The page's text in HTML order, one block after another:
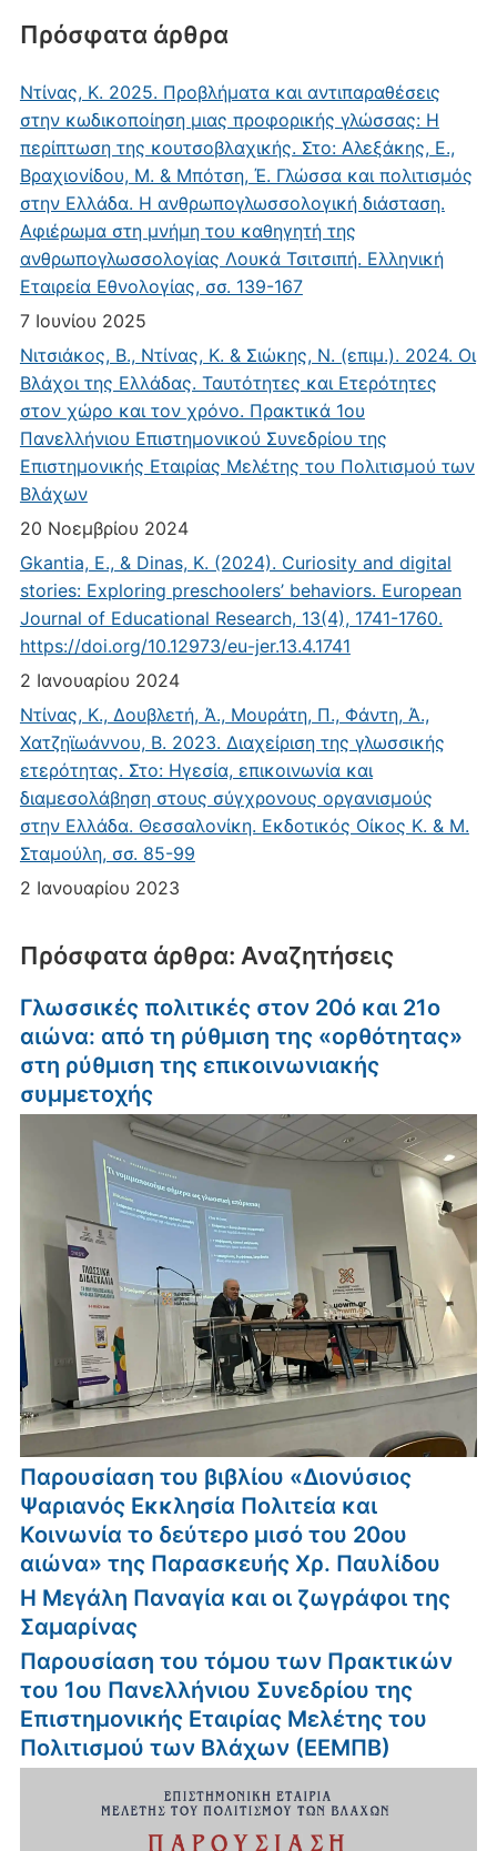
Πρόσφατα άρθρα
Ντίνας, Κ. 2025. Προβλήματα και αντιπαραθέσεις
στην κωδικοποίηση μιας προφορικής γλώσσας: Η
περίπτωση της κουτσοβλαχικής. Στο: Αλεξάκης, Ε.,
Βραχιονίδου, Μ. & Μπότση, Έ. Γλώσσα και πολιτισμός
στην Ελλάδα. Η ανθρωπογλωσσολογική διάσταση.
Αφιέρωμα στη μνήμη του καθηγητή της
ανθρωπογλωσσολογίας Λουκά Τσιτσιπή. Ελληνική
Εταιρεία Εθνολογίας, σσ. 139-167
7 Ιουνίου 2025
Νιτσιάκος, Β., Ντίνας, Κ. & Σιώκης, Ν. (επιμ.). 2024. Οι
Βλάχοι της Ελλάδας. Ταυτότητες και Ετερότητες
στον χώρο και τον χρόνο. Πρακτικά 1ου
Πανελλήνιου Επιστημονικού Συνεδρίου της
Επιστημονικής Εταιρίας Μελέτης του Πολιτισμού των
Βλάχων
20 Νοεμβρίου 2024
Gkantia, E., & Dinas, K. (2024). Curiosity and digital
stories: Exploring preschoolers’ behaviors. European
Journal of Educational Research, 13(4), 1741-1760.
https://doi.org/10.12973/eu-jer.13.4.1741
2 Ιανουαρίου 2024
Ντίνας, Κ., Δουβλετή, Ά., Μουράτη, Π., Φάντη, Ά.,
Χατζηϊωάννου, Β. 2023. Διαχείριση της γλωσσικής
ετερότητας. Στο: Ηγεσία, επικοινωνία και
διαμεσολάβηση στους σύγχρονους οργανισμούς
στην Ελλάδα. Θεσσαλονίκη. Εκδοτικός Οίκος Κ. & Μ.
Σταμούλη, σσ. 85-99
2 Ιανουαρίου 2023
Πρόσφατα άρθρα: Αναζητήσεις
Γλωσσικές πολιτικές στον 20ό και 21ο
αιώνα: από τη ρύθμιση της «ορθότητας»
στη ρύθμιση της επικοινωνιακής
συμμετοχής
Παρουσίαση του βιβλίου «Διονύσιος
Ψαριανός Εκκλησία Πολιτεία και
Κοινωνία το δεύτερο μισό του 20ου
αιώνα» της Παρασκευής Χρ. Παυλίδου
Η Μεγάλη Παναγία και οι ζωγράφοι της
Σαμαρίνας
Παρουσίαση του τόμου των Πρακτικών
του 1ου Πανελλήνιου Συνεδρίου της
Επιστημονικής Εταιρίας Μελέτης του
Πολιτισμού των Βλάχων (ΕΕΜΠΒ)